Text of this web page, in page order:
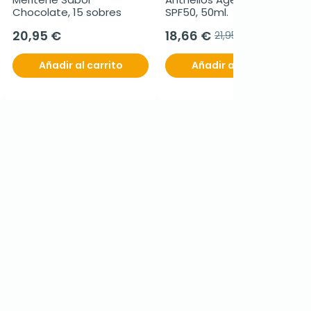
Chocolate, 15 sobres
20,95 €
Añadir al carrito
SPF50, 50ml.
18,66 € 21,95 €
Añadir al carrito